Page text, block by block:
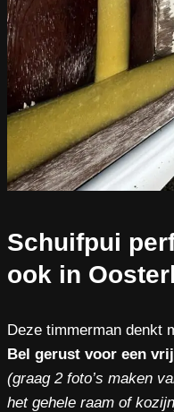
Schuifpui
ook in
Deze timmerman denkt
Bel gerust voor een
(graag 2 foto’s maken
het gehele raam of